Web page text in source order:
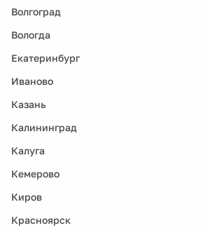
Волгоград
Вологда
Екатеринбург
Иваново
Казань
Калининград
Калуга
Кемерово
Киров
Красноярск